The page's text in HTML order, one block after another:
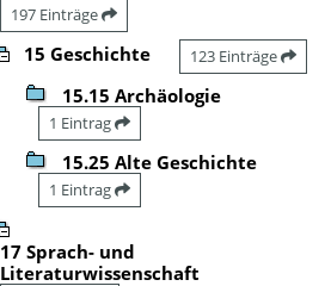
197 Einträge
15 Geschichte 123 Einträge
15.15 Archäologie
1 Eintrag
15.25 Alte Geschichte
1 Eintrag
17 Sprach- und
Literaturwissenschaft